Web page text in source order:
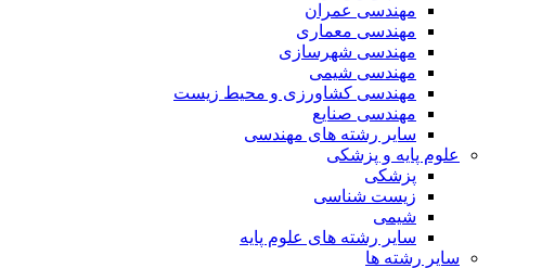
مهندسی عمران
مهندسی معماری
مهندسی شهرسازی
مهندسی شیمی
مهندسی کشاورزی و محیط زیست
مهندسی صنایع
سایر رشته های مهندسی
علوم پایه و پزشکی
پزشکی
زیست شناسی
شیمی
سایر رشته های علوم پایه
سایر رشته ها